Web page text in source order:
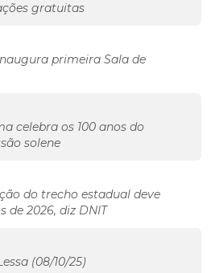
gratuitas
primeira Sala de
celebra os 100 anos do
solene
do trecho estadual deve
de 2026, diz DNIT
(08/10/25)